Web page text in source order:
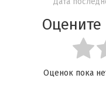
Оцените
Оценок пока